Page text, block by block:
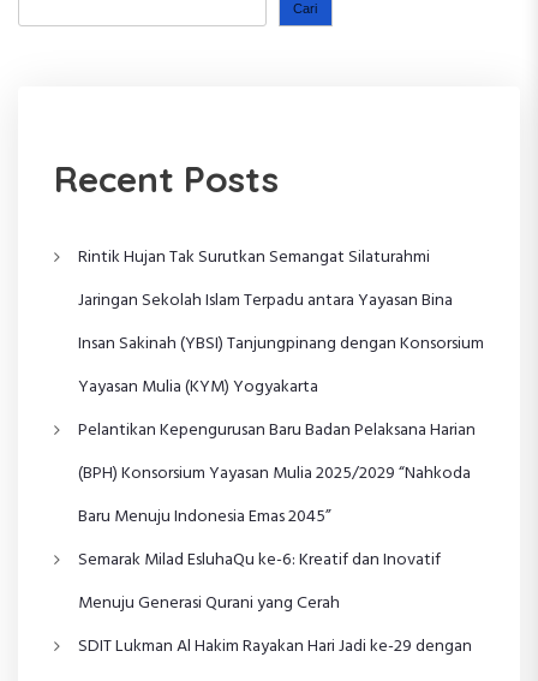
Cari
Recent Posts
Rintik Hujan Tak Surutkan Semangat Silaturahmi
Jaringan Sekolah Islam Terpadu antara Yayasan Bina
Insan Sakinah (YBSI) Tanjungpinang dengan Konsorsium
Yayasan Mulia (KYM) Yogyakarta
Pelantikan Kepengurusan Baru Badan Pelaksana Harian
(BPH) Konsorsium Yayasan Mulia 2025/2029 “Nahkoda
Baru Menuju Indonesia Emas 2045”
Semarak Milad EsluhaQu ke-6: Kreatif dan Inovatif
Menuju Generasi Qurani yang Cerah
SDIT Lukman Al Hakim Rayakan Hari Jadi ke-29 dengan